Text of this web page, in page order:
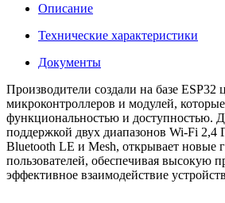
Описание
Технические характеристики
Документы
Производители создали на базе ESP32
микроконтроллеров и модулей, которые
функциональностью и доступностью.
поддержкой двух диапазонов Wi-Fi 2,4
Bluetooth LE и Mesh, открывает новые
пользователей, обеспечивая высокую
эффективное взаимодействие